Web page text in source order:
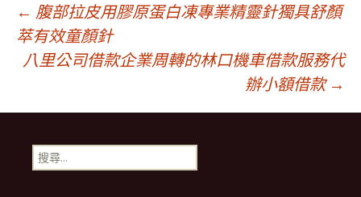
文
章
導
覽
← 腹部拉皮用膠原蛋白凍專業精靈針獨具舒顏
萃有效童顏針
八里公司借款企業周轉的林口機車借款服務代
辦小額借款 →
搜
尋